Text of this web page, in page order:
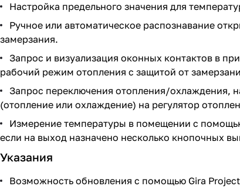
Настройка предельного значения для
Ручное или автоматическое распознавание
замерзания.
Запрос и визуализация оконных контактов в
рабочий режим отопления с защитой от
Запрос переключения отопления/охлаждения,
(отопление или охлаждение) на регулятор
Измерение температуры в помещении с
если на выход назначено несколько кнопочных
Указания
Возможность обновления с помощью Gira Project